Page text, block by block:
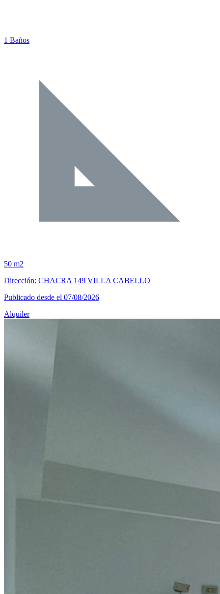
1 Baños
50 m2
Dirección: CHACRA 149 VILLA CABELLO
Publicado desde el 07/08/2026
Alquiler